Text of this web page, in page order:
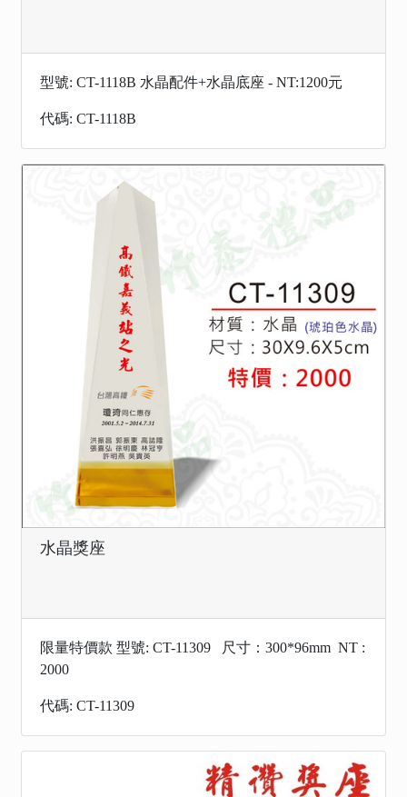
型號: CT-1118B 水晶配件+水晶底座 - NT:1200元
代碼: CT-1118B
水晶獎座
限量特價款 型號: CT-11309 尺寸：300*96mm NT :
2000
代碼: CT-11309